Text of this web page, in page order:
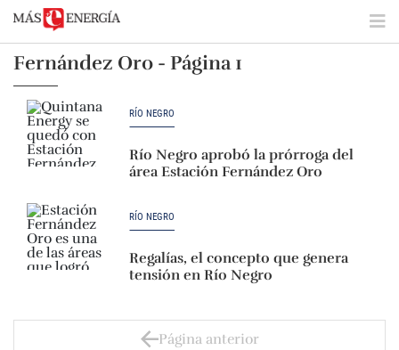
Fernández Oro - Página 1
RÍO NEGRO
Río Negro aprobó la prórroga del
área Estación Fernández Oro
RÍO NEGRO
Regalías, el concepto que genera
tensión en Río Negro
Página anterior